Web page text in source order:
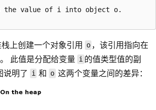
the value of i into object o.
上创建一个对象引用 o ，该引用指向在
此值是分配给变量 i的值类型值的副
说明了
i 和 o这两个变量之间的差异：